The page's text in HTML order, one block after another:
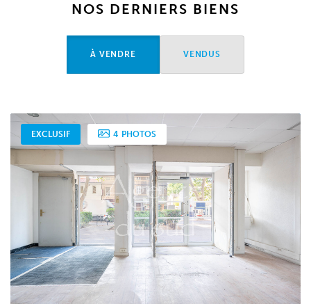
NOS DERNIERS BIENS
À VENDRE VENDUS
EXCLUSIF 4 PHOTOS
VENDUS SIMPLE